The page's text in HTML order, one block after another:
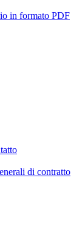
in formato PDF
di contratto